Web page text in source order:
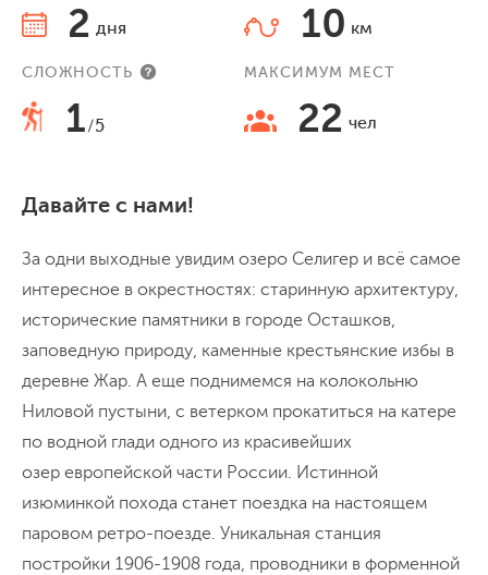
2 дня 10 км
СЛОЖНОСТЬ
1/5
МАКСИМУМ МЕСТ
22 чел
Давайте с нами!
За одни выходные увидим озеро Селигер и всё самое
интересное в окрестностях: старинную архитектуру,
исторические памятники в городе Осташков,
заповедную природу, каменные крестьянские избы в
деревне Жар. А еще поднимемся на колокольню
Ниловой пустыни, с ветерком прокатиться на катере
по водной глади одного из красивейших
озер европейской части России. Истинной
изюминкой похода станет поездка на настоящем
паровом ретро-поезде. Уникальная станция
постройки 1906-1908 года, проводники в форменной